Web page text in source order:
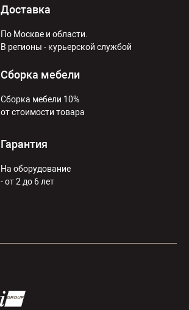
Доставка
По Москве и области.
В регионы - курьерской службой
Сборка мебели
Сборка мебели 10%
от стоимости товара
Гарантия
На оборудование
- от 2 до 6 лет